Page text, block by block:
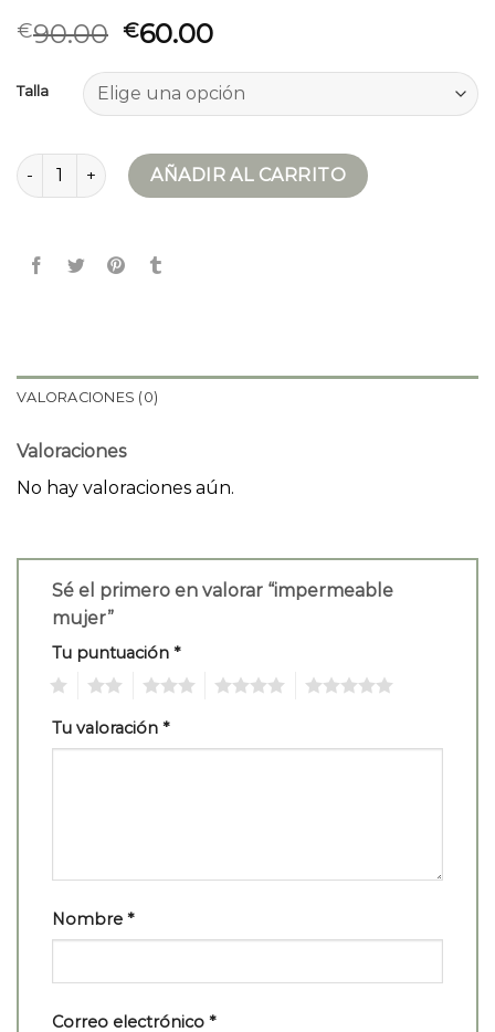
€90.00 €60.00
Talla
impermeable mujer cantidadAÑADIR AL CARRITO
VALORACIONES (0)
Valoraciones
No hay valoraciones aún.
Sé el primero en valorar “impermeable
mujer”
Tu puntuación *
Tu valoración *
Nombre *
Correo electrónico *